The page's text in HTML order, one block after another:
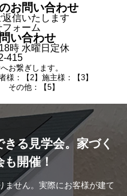
お問い合わせ
信いたします
ォーム
い合わせ
時 水曜日定休
415
お繋ぎします。
様：【2】施主様：【3】
その他：【5】
る見学会。家づく
開催！
ません。実際にお客様が建て